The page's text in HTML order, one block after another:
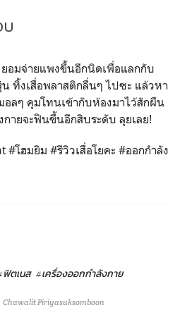
อมจ่ายแพงขึ้นอีกนิดเพื่อแลกกับ
ทิ้งเสื่อพลาสติกลื่นๆ ไปซะ แล้วหา
อลๆ คุมโทนเข้ากับห้องมาไว้สักผืน
ายจะฟินขึ้นอีกสิบระดับ ลุยเลย!
#โฮมยิม #รีวิวเสื่อโยคะ #ออกกำลัง
ฟิตเนส #เครื่องออกกำลังกาย
Chawalit Piriyasuksomboon